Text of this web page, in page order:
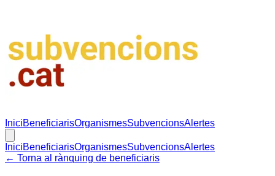
IniciBeneficiarisOrganismesSubvencionsAlertes
IniciBeneficiarisOrganismesSubvencionsAlertes
← Torna al rànquing de beneficiaris